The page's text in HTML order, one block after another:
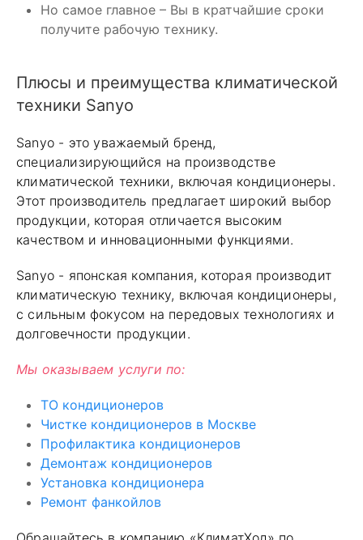
Но самое главное – Вы в кратчайшие сроки
получите рабочую технику.
Плюсы и преимущества климатической
техники Sanyo
Sanyo - это уважаемый бренд,
специализирующийся на производстве
климатической техники, включая кондиционеры.
Этот производитель предлагает широкий выбор
продукции, которая отличается высоким
качеством и инновационными функциями.
Sanyo - японская компания, которая производит
климатическую технику, включая кондиционеры,
с сильным фокусом на передовых технологиях и
долговечности продукции.
Мы оказываем услуги по:
ТО кондиционеров
Чистке кондиционеров в Москве
Профилактика кондиционеров
Демонтаж кондиционеров
Установка кондиционера
Ремонт фанкойлов